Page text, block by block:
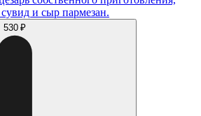
и сыр пармезан.
530 ₽